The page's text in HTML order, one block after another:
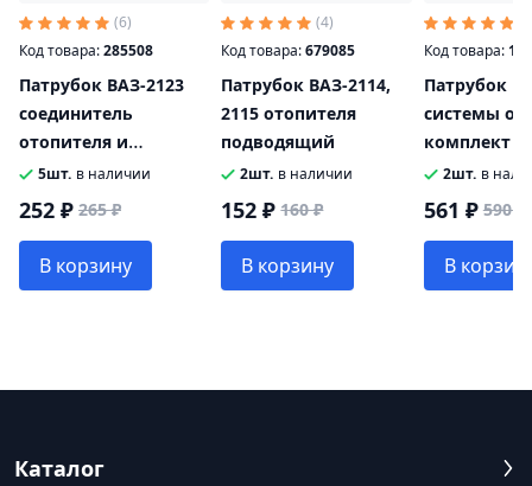
(6)
Код товара:285508
Патрубок ВАЗ-2123
соединитель
отопителя и
термостата
5шт. в наличии
252 ₽ 265 ₽
В корзину
(4)
Код товара:679085
Патрубок ВАЗ-2114,
2115 отопителя
подводящий
2шт. в наличии
152 ₽ 160 ₽
В корзину
Код товара:
Патрубок
системы
комплект 5
2шт. в
561 ₽ 590 ₽
В
Каталог